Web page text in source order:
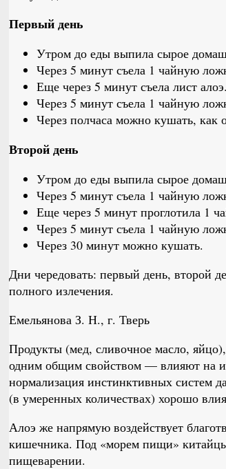
Первый день
Утром до еды выпила сырое
Через 5 минут съела 1 чайную
Еще через 5 минут съела лист
Через 5 минут съела 1 чайную
Через полчаса можно кушать, как
Второй день
Утром до еды выпила сырое
Через 5 минут съела 1 чайную
Еще через 5 минут проглотила 1
Через 5 минут съела 1 чайную
Через 30 минут можно кушать.
Дни чередовать: первый день, второй
полного излечения.
Емельянова З. Н., г. Тверь
Продукты (мед, сливочное масло,
одним общим свойством — влияют на
нормализация инстинктивных систем
(в умеренных количествах) хорошо
Алоэ же напрямую воздействует
кишечника. Под «морем пищи»
пищеварении.